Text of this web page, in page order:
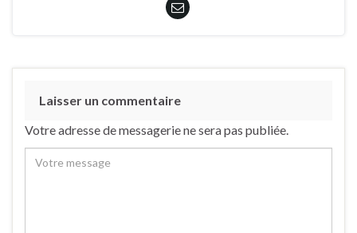
Laisser un commentaire
Votre adresse de messagerie ne sera pas publiée.